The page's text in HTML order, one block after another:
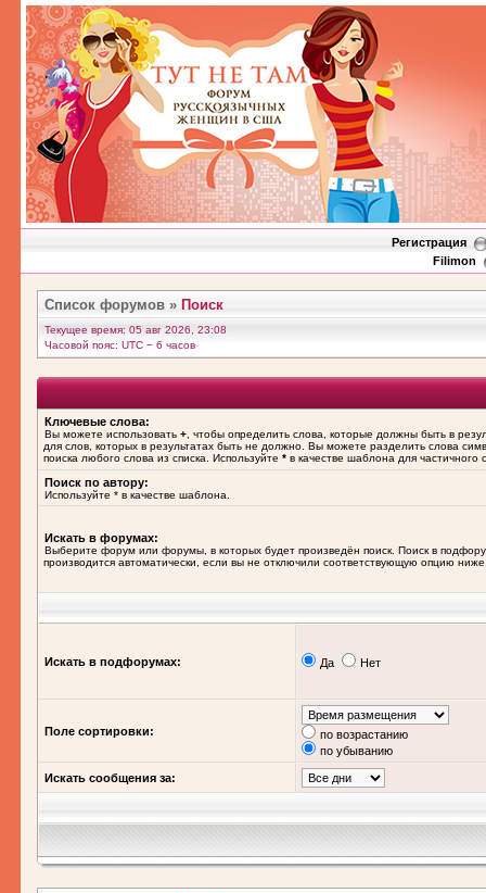
Регистрация
Filimon
Список форумов » Поиск
Текущее время: 05 авг 2026, 23:08
Часовой пояс: UTC − 6 часов
Ключевые слова:
Вы можете использовать + , чтобы определить слова, которые должны быть в
для слов, которых в результатах быть не должно. Вы можете разделить слова
поиска любого слова из списка. Используйте * в качестве шаблона для частичного
Поиск по автору:
Используйте * в качестве шаблона.
Искать в форумах:
Выберите форум или форумы, в которых будет произведён поиск. Поиск в
производится автоматически, если вы не отключили соответствующую опцию
Искать в подфорумах: Да Нет
Поле сортировки:
по возрастанию
по убыванию
Искать сообщения за: